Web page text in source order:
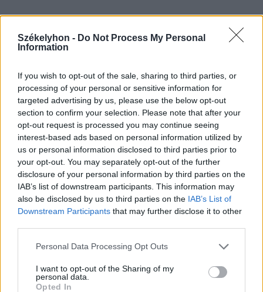
Székelyhon - Do Not Process My Personal
Information
If you wish to opt-out of the sale, sharing to third parties, or
processing of your personal or sensitive information for
targeted advertising by us, please use the below opt-out
section to confirm your selection. Please note that after your
opt-out request is processed you may continue seeing
interest-based ads based on personal information utilized by
us or personal information disclosed to third parties prior to
your opt-out. You may separately opt-out of the further
disclosure of your personal information by third parties on the
IAB’s list of downstream participants. This information may
also be disclosed by us to third parties on the IAB’s List of
Downstream Participants that may further disclose it to other
Personal Data Processing Opt Outs
I want to opt-out of the Sharing of my
personal data.
Opted In
Hasznos
Impresszum
Szerzői jogok
Adatvédelmi tájékoztató
Cookie-kezelési tájékoztató
Hozzászólási szabályzat
Nyomtatott lapjaink archívuma
Székely Hírmondó archívuma